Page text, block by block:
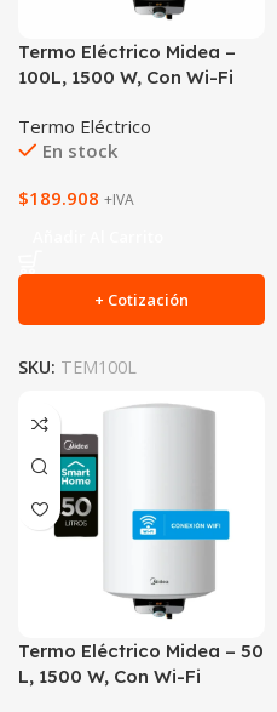
Termo Eléctrico Midea –
100L, 1500 W, Con Wi-Fi
Termo Eléctrico
En stock
$189.908 +IVA
+ Cotización
SKU: TEM100L
Termo Eléctrico Midea – 50
L, 1500 W, Con Wi-Fi